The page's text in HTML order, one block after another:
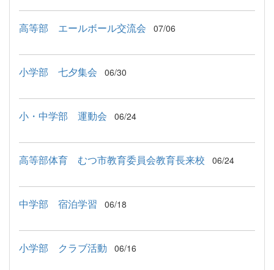
高等部 エールボール交流会 07/06
小学部 七夕集会 06/30
小・中学部 運動会 06/24
高等部体育 むつ市教育委員会教育長来校 06/24
中学部 宿泊学習 06/18
小学部 クラブ活動 06/16